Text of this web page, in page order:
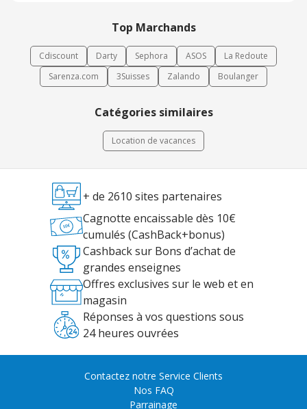
Top Marchands
Cdiscount Darty Sephora ASOS
La Redoute
Sarenza.com
3Suisses Zalando Boulanger
Catégories similaires
Location de vacances
+ de 2610 sites partenaires
Cagnotte encaissable dès 10€
cumulés (CashBack+bonus)
Cashback sur Bons d’achat de
grandes enseignes
Offres exclusives sur le web et en
magasin
Réponses à vos questions sous
24 heures ouvrées
Contactez notre Service Clients
Nos FAQ
Parrainage